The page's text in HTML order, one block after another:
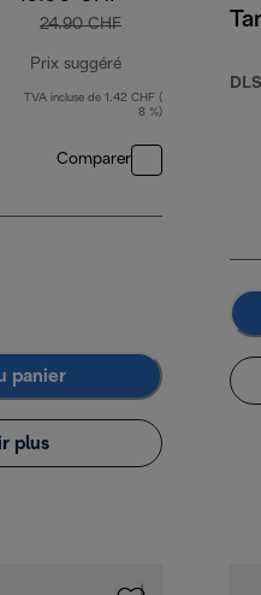
24.90 CHF
Prix suggéré
prix original
TVA incluse de 1.42 CHF (
8 %)
Comparer
panier
plus